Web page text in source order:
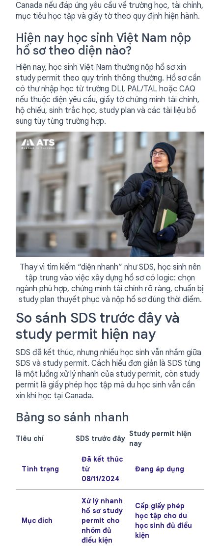
Canada nếu đáp ứng yêu cầu về trường học, tài chính,
mục tiêu học tập và giấy tờ theo quy định hiện hành.
Hiện nay học sinh Việt Nam nộp
hồ sơ theo diện nào?
Hiện nay, học sinh Việt Nam thường nộp hồ sơ xin
study permit theo quy trình thông thường. Hồ sơ cần
có thư nhập học từ trường DLI, PAL/TAL hoặc CAQ
nếu thuộc diện yêu cầu, giấy tờ chứng minh tài chính,
hộ chiếu, sinh trắc học, study plan và các tài liệu bổ
sung tùy từng trường hợp.
Thay vì tìm kiếm “diện nhanh” như SDS, học sinh nên
tập trung vào việc xây dựng hồ sơ có logic: chọn
ngành phù hợp, chứng minh tài chính rõ ràng, chuẩn bị
study plan thuyết phục và nộp hồ sơ đúng thời điểm.
So sánh SDS trước đây và
study permit hiện nay
SDS đã kết thúc, nhưng nhiều học sinh vẫn nhầm giữa
SDS và study permit. Cách hiểu đơn giản là SDS từng
là một luồng xử lý nhanh của study permit, còn study
permit là giấy phép học tập mà du học sinh vẫn cần
xin khi học tại Canada.
Bảng so sánh nhanh
Tiêu chí SDS trước đây
Study permit hiện
nay
Tình trạng
Đã kết thúc
từ
08/11/2024
Đang áp dụng
Mục đích
Xử lý nhanh
hồ sơ study
permit cho
nhóm đủ
điều kiện
Cấp giấy phép
học tập cho du
học sinh đủ điều
kiện